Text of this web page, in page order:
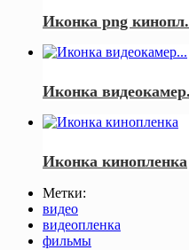
Иконка png
Иконка
Иконка кинопленка
Метки:
видео
видеопленка
фильмы